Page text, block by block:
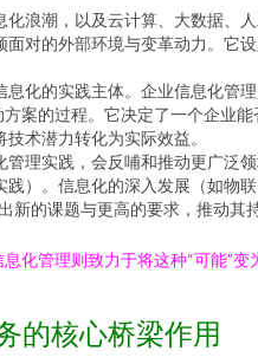
化浪潮，以及云计算、大数据、
对的外部环境与变革动力。它
息化的实践主体。企业信息化管
案的过程。它决定了一个企业能
术潜力转化为实际效益。
管理实践，会反哺和推动更广泛
）。信息化的深入发展（如物联
新的课题与更高的要求，推动其
化管理则致力于将这种“可能”变
的核心桥梁作用